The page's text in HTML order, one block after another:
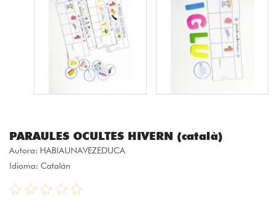
PARAULES OCULTES HIVERN (català)
Autora: HABIAUNAVEZEDUCA
Idioma: Catalán